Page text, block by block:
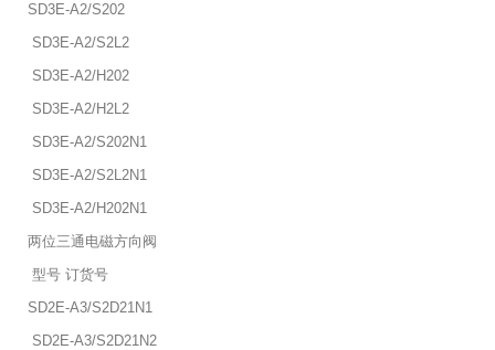
SD3E-A2/S202
SD3E-A2/S2L2
SD3E-A2/H202
SD3E-A2/H2L2
SD3E-A2/S202N1
SD3E-A2/S2L2N1
SD3E-A2/H202N1
两位三通电磁方向阀
型号 订货号
SD2E-A3/S2D21N1
SD2E-A3/S2D21N2